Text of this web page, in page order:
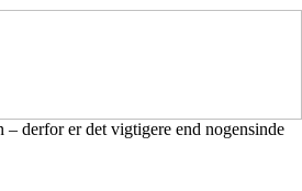
derfor er det vigtigere end nogensinde